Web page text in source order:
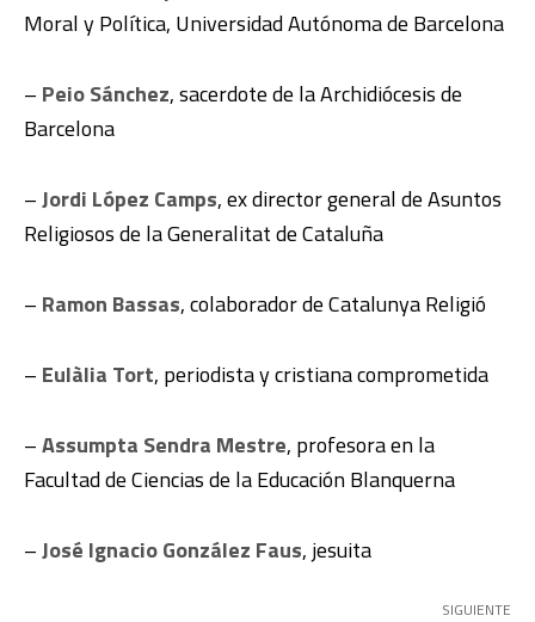
Moral y Política, Universidad Autónoma de Barcelona
– Peio Sánchez, sacerdote de la Archidiócesis de
Barcelona
–Jordi López Camps, ex director general de Asuntos
Religiosos de la Generalitat de Cataluña
– Ramon Bassas, colaborador de Catalunya Religió
– Eulàlia Tort, periodista y cristiana comprometida
–Assumpta Sendra Mestre, profesora en la
Facultad de Ciencias de la Educación Blanquerna
–José Ignacio González Faus, jesuita
SIGUIENTE